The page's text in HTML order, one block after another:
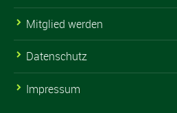
Mitglied werden
Datenschutz
Impressum